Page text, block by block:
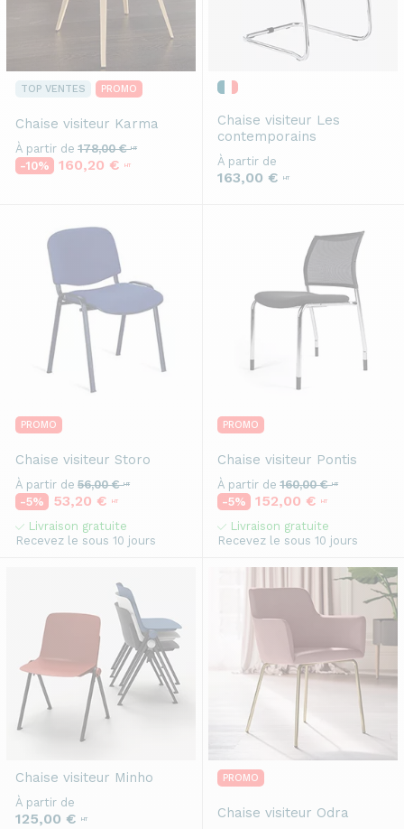
TOP VENTES PROMO
Chaise visiteur Karma
À partir de 178,00 €HT
-10% 160,20 € HT
Chaise visiteur Les
contemporains
À partir de
163,00 € HT
PROMO
Chaise visiteur Storo
À partir de 56,00 €HT
-5% 53,20 € HT
Livraison gratuite
Recevez le sous 10 jours
PROMO
Chaise visiteur Pontis
À partir de 160,00 €HT
-5% 152,00 € HT
Livraison gratuite
Recevez le sous 10 jours
Chaise visiteur Minho
À partir de
125,00 € HT
PROMO
Chaise visiteur Odra